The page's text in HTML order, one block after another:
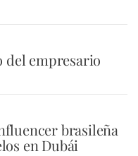
del empresario
brasileña
en Dubái